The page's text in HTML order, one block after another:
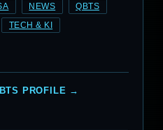
NEWS QBTS
TECH & KI
PROFILE →